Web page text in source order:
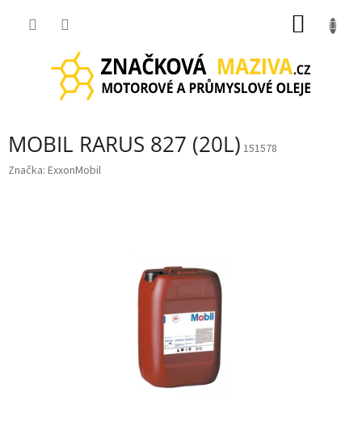
MOBIL RARUS 827 (20L) 151578
Značka: ExxonMobil